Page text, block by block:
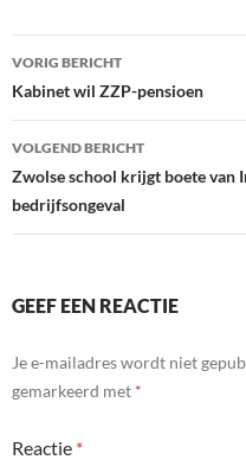
Bericht
navigatie
VORIG BERICHT
Kabinet wil ZZP-pensioen
VOLGEND BERICHT
Zwolse school krijgt boete van
bedrijfsongeval
GEEF EEN REACTIE
Je e-mailadres wordt niet
gemarkeerd met *
Reactie *